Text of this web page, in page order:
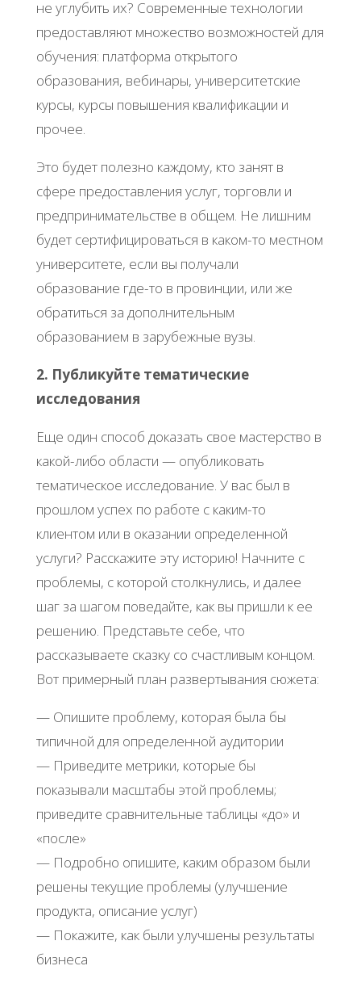
не углубить их? Современные технологии
предоставляют множество возможностей для
обучения: платформа открытого
образования, вебинары, университетские
курсы, курсы повышения квалификации и
прочее.
Это будет полезно каждому, кто занят в
сфере предоставления услуг, торговли и
предпринимательстве в общем. Не лишним
будет сертифицироваться в каком-то местном
университете, если вы получали
образование где-то в провинции, или же
обратиться за дополнительным
образованием в зарубежные вузы.
2. Публикуйте тематические
исследования
Еще один способ доказать свое мастерство в
какой-либо области — опубликовать
тематическое исследование. У вас был в
прошлом успех по работе с каким-то
клиентом или в оказании определенной
услуги? Расскажите эту историю! Начните с
проблемы, с которой столкнулись, и далее
шаг за шагом поведайте, как вы пришли к ее
решению. Представьте себе, что
рассказываете сказку со счастливым концом.
Вот примерный план развертывания сюжета:
— Опишите проблему, которая была бы
типичной для определенной аудитории
— Приведите метрики, которые бы
показывали масштабы этой проблемы;
приведите сравнительные таблицы «до» и
«после»
— Подробно опишите, каким образом были
решены текущие проблемы (улучшение
продукта, описание услуг)
— Покажите, как были улучшены результаты
бизнеса